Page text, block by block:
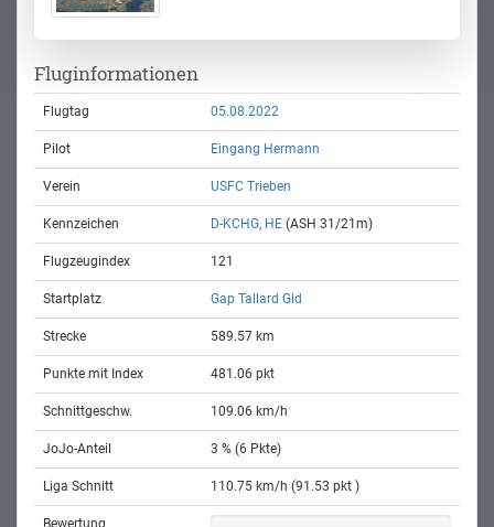
Fluginformationen
Flugtag 05.08.2022
Pilot Eingang Hermann
Verein USFC Trieben
Kennzeichen D-KCHG, HE (ASH 31/21m)
Flugzeugindex 121
Startplatz Gap Tallard Gld
Strecke 589.57 km
Punkte mit Index 481.06 pkt
Schnittgeschw. 109.06 km/h
JoJo-Anteil 3 % (6 Pkte)
Liga Schnitt 110.75 km/h (91.53 pkt )
Bewertung